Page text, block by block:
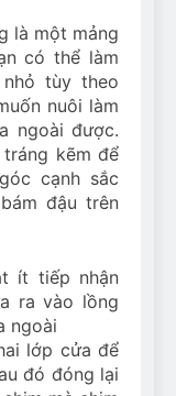
là một mảng
có thể làm
tùy theo
nuôi làm
ngoài được.
kẽm để
cạnh sắc
đậu trên
ít tiếp nhận
ra vào lồng
ngoài
lớp cửa để
đó đóng lại